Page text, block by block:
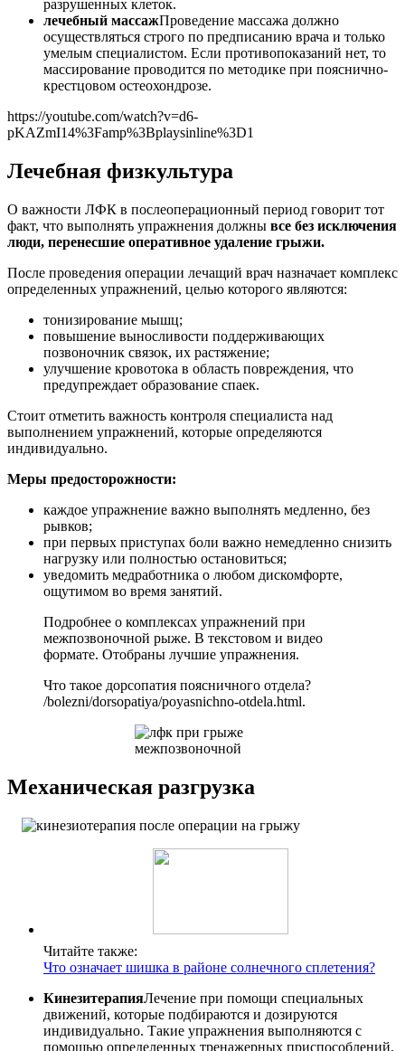
разрушенных клеток.
лечебный массажПроведение массажа должно
осуществляться строго по предписанию врача и только
умелым специалистом. Если противопоказаний нет, то
массирование проводится по методике при пояснично-
крестцовом остеохондрозе.
https://youtube.com/watch?v=d6-
pKAZmI14%3Famp%3Bplaysinline%3D1
Лечебная физкультура
О важности ЛФК в послеоперационный период говорит тот
факт, что выполнять упражнения должны все без исключения
люди, перенесшие оперативное удаление грыжи.
После проведения операции лечащий врач назначает комплекс
определенных упражнений, целью которого являются:
тонизирование мышц;
повышение выносливости поддерживающих
позвоночник связок, их растяжение;
улучшение кровотока в область повреждения, что
предупреждает образование спаек.
Стоит отметить важность контроля специалиста над
выполнением упражнений, которые определяются
индивидуально.
Меры предосторожности:
каждое упражнение важно выполнять медленно, без
рывков;
при первых приступах боли важно немедленно снизить
нагрузку или полностью остановиться;
уведомить медработника о любом дискомфорте,
ощутимом во время занятий.
Подробнее о комплексах упражнений при
межпозвоночной рыже. В текстовом и видео
формате. Отобраны лучшие упражнения.
Что такое дорсопатия поясничного отдела?
/bolezni/dorsopatiya/poyasnichno-otdela.html.
Механическая разгрузка
Читайте также:
Что означает шишка в районе солнечного сплетения?
КинезитерапияЛечение при помощи специальных
движений, которые подбираются и дозируются
индивидуально. Такие упражнения выполняются с
помощью определенных тренажерных приспособлений,